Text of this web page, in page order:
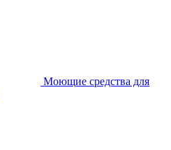
Моющие средства для